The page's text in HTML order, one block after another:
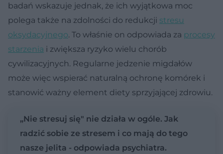
badań wskazuje jednak, że ich wyjątkowa moc
polega także na zdolności do redukcji stresu
oksydacyjnego. To właśnie on odpowiada za procesy
starzenia i zwiększa ryzyko wielu chorób
cywilizacyjnych. Regularne jedzenie migdałów
może więc wspierać naturalną ochronę komórek i
stanowić ważny element diety sprzyjającej zdrowiu.
„Nie stresuj się" nie działa w ogóle. Jak
radzić sobie ze stresem i co mają do tego
nasze jelita - odpowiada psychiatra.